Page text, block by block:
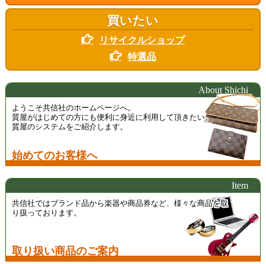
思っている商品でも、お買取できる場合がございます。一度お気軽にお問い合
詳細はこちら
買いたい
リサイクルショップ
特選品
About Shichi
始めてのお客様へ
ようこそ共信社のホームページへ。
質屋がはじめての方にも便利に身近に利用して頂きたい。
質屋のシステムをご紹介します。
Item
取り扱い商品のご案内
共信社ではブランド品から楽器や商品券など、様々な商品を取
り扱っております。